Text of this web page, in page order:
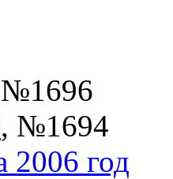
, №1694
2006 год